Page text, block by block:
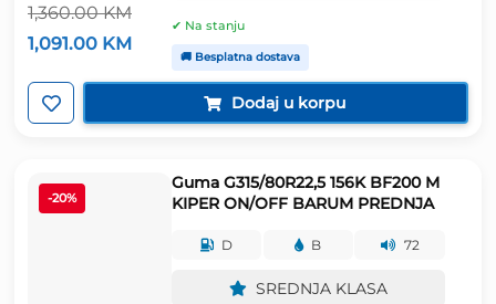
1,360.00KM
Izvorna
cijena
bila
je:
1,360.00 KM.
1,091.00 KM Trenutna
cijena
je:
1,091.00 KM.
✔ Na stanju
🚚 Besplatna dostava
Dodaj u korpu
-20%
Guma G315/80R22,5 156K BF200 M
KIPER ON/OFF BARUM PREDNJA
D B 72
SREDNJA KLASA